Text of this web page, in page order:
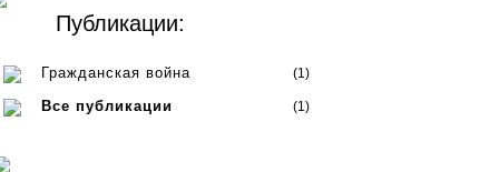
Публикации:
Гражданская война (1)
Все публикации (1)